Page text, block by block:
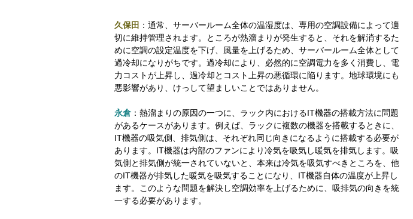
久保田 ：通常、サーバールーム全体の温湿度は、専用の空調設備によって適
切に維持管理されます。ところが熱溜まりが発生すると、それを解消するた
めに空調の設定温度を下げ、風量を上げるため、サーバールーム全体として
過冷却になりがちです。過冷却により、必然的に空調電力を多く消費し、電
力コストが上昇し、過冷却とコスト上昇の悪循環に陥ります。地球環境にも
悪影響があり、けっして望ましいことではありません。
永倉：熱溜まりの原因の一つに、ラック内におけるIT機器の搭載方法に問題
があるケースがあります。例えば、ラックに複数の機器を搭載するときに、
IT機器の吸気側、排気側は、それぞれ同じ向きになるように搭載する必要が
あります。IT機器は内部のファンにより冷気を吸気し暖気を排気します。吸
気側と排気側が統一されていないと、本来は冷気を吸気すべきところを、他
のIT機器が排気した暖気を吸気することになり、IT機器自体の温度が上昇し
ます。このような問題を解決し空調効率を上げるために、吸排気の向きを統
一する必要があります。